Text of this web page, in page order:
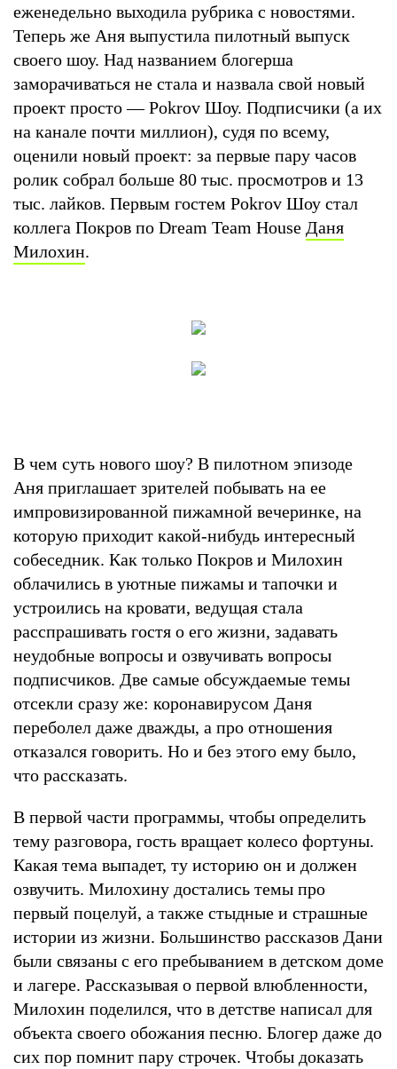
еженедельно выходила рубрика с новостями.
Теперь же Аня выпустила пилотный выпуск
своего шоу. Над названием блогерша
заморачиваться не стала и назвала свой новый
проект просто — Pokrov Шоу. Подписчики (а их
на канале почти миллион), судя по всему,
оценили новый проект: за первые пару часов
ролик собрал больше 80 тыс. просмотров и 13
тыс. лайков. Первым гостем Pokrov Шоу стал
коллега Покров по Dream Team House Даня
Милохин.
В чем суть нового шоу? В пилотном эпизоде
Аня приглашает зрителей побывать на ее
импровизированной пижамной вечеринке, на
которую приходит какой-нибудь интересный
собеседник. Как только Покров и Милохин
облачились в уютные пижамы и тапочки и
устроились на кровати, ведущая стала
расспрашивать гостя о его жизни, задавать
неудобные вопросы и озвучивать вопросы
подписчиков. Две самые обсуждаемые темы
отсекли сразу же: коронавирусом Даня
переболел даже дважды, а про отношения
отказался говорить. Но и без этого ему было,
что рассказать.
В первой части программы, чтобы определить
тему разговора, гость вращает колесо фортуны.
Какая тема выпадет, ту историю он и должен
озвучить. Милохину достались темы про
первый поцелуй, а также стыдные и страшные
истории из жизни. Большинство рассказов Дани
были связаны с его пребыванием в детском доме
и лагере. Рассказывая о первой влюбленности,
Милохин поделился, что в детстве написал для
объекта своего обожания песню. Блогер даже до
сих пор помнит пару строчек. Чтобы доказать